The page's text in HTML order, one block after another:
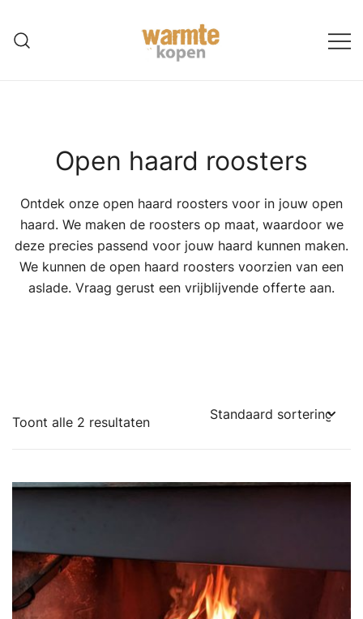
naar
Open haard roosters
Ontdek onze open haard roosters voor in jouw open
haard. We maken de roosters op maat, waardoor we
deze precies passend voor jouw haard kunnen maken.
We kunnen de open haard roosters voorzien van een
aslade. Vraag gerust een vrijblijvende offerte aan.
Toont alle 2 resultaten